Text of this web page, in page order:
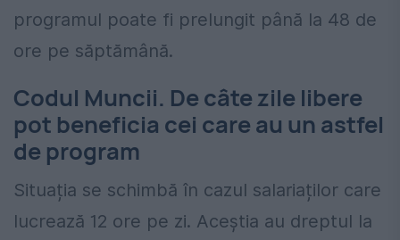
programul poate fi prelungit până la 48 de
ore pe săptămână.
Codul Muncii. De câte zile libere
pot beneficia cei care au un astfel
de program
Situația se schimbă în cazul salariaților care
lucrează 12 ore pe zi. Aceștia au dreptul la